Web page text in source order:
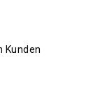
Kunden